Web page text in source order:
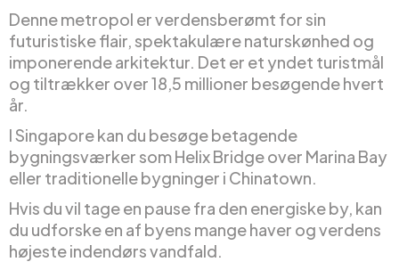
Denne metropol er verdensberømt for sin
futuristiske flair, spektakulære naturskønhed og
imponerende arkitektur. Det er et yndet turistmål
og tiltrækker over 18,5 millioner besøgende hvert
år.
I Singapore kan du besøge betagende
bygningsværker som Helix Bridge over Marina Bay
eller traditionelle bygninger i Chinatown.
Hvis du vil tage en pause fra den energiske by, kan
du udforske en af byens mange haver og verdens
højeste indendørs vandfald.